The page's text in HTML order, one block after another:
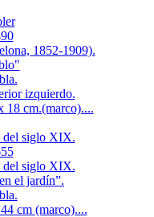
1852-1909).
izquierdo.
18 cm.(marco)....
del siglo XIX.
del siglo XIX.
el jardín”.
cm (marco)....